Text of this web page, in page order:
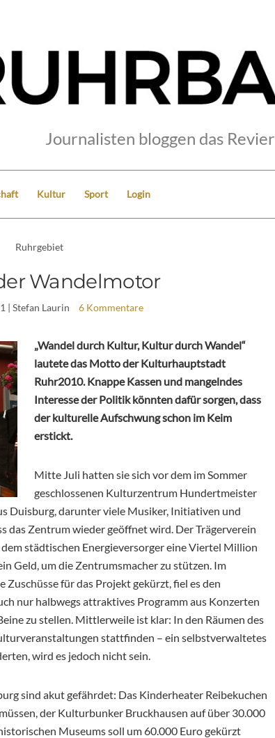
Journalisten bloggen das Revier
Kultur Sport Login
Ruhrgebiet
Wandelmotor
| Stefan Laurin 6 Kommentare
„Wandel durch Kultur, Kultur durch Wandel“
lautete das Motto der Kulturhauptstadt
Ruhr2010. Knappe Kassen und mangelndes
Interesse der Politik könnten dafür sorgen, dass
der kulturelle Aufschwung schon im Keim
erstickt.
Mitte Juli hatten sie sich vor dem im Sommer
geschlossenen Kulturzentrum Hundertmeister
Duisburg, darunter viele Musiker, Initiativen und
das Zentrum wieder geöffnet wird. Der Trägerverein
städtischen Energieversorger eine Viertel Million
Geld, um die Zentrumsmacher zu stützen. Im
für das Projekt gekürzt, fiel es den
nur halbwegs attraktives Programm aus Konzerten
zu stellen. Mittlerweile ist klar: In den Räumen des
stattfinden – ein selbstverwaltetes
wird es jedoch nicht sein.
sind akut gefährdet: Das Kinderheater Reibekuchen
der Kulturbunker Bruckhausen auf über 30.000
Museums soll um 60.000 Euro gekürzt